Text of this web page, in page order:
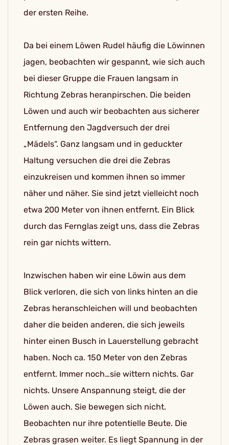
der ersten Reihe.
Da bei einem Löwen Rudel häufig die Löwinnen
jagen, beobachten wir gespannt, wie sich auch
bei dieser Gruppe die Frauen langsam in
Richtung Zebras heranpirschen. Die beiden
Löwen und auch wir beobachten aus sicherer
Entfernung den Jagdversuch der drei
„Mädels“. Ganz langsam und in geduckter
Haltung versuchen die drei die Zebras
einzukreisen und kommen ihnen so immer
näher und näher. Sie sind jetzt vielleicht noch
etwa 200 Meter von ihnen entfernt. Ein Blick
durch das Fernglas zeigt uns, dass die Zebras
rein gar nichts wittern.
Inzwischen haben wir eine Löwin aus dem
Blick verloren, die sich von links hinten an die
Zebras heranschleichen will und beobachten
daher die beiden anderen, die sich jeweils
hinter einen Busch in Lauerstellung gebracht
haben. Noch ca. 150 Meter von den Zebras
entfernt. Immer noch…sie wittern nichts. Gar
nichts. Unsere Anspannung steigt, die der
Löwen auch. Sie bewegen sich nicht.
Beobachten nur ihre potentielle Beute. Die
Zebras grasen weiter. Es liegt Spannung in der